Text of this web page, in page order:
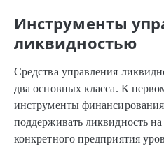
Инструменты
ликвидностью
Средства управления
два основных класса. К
инструменты
поддерживать ликвидность
конкретного предприятия